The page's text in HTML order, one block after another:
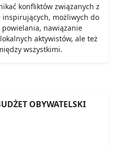
konfliktów związanych z
możliwych do
powielania, nawiązanie
aktywistów, ale też
wszystkimi.
OBYWATELSKI